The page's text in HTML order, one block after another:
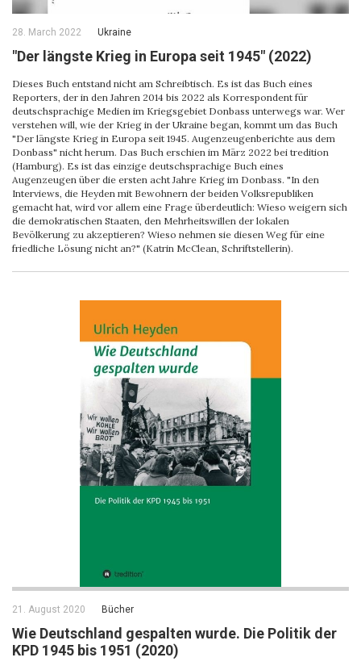
28. March 2022 Ukraine
"Der längste Krieg in Europa seit 1945" (2022)
Dieses Buch entstand nicht am Schreibtisch. Es ist das Buch eines
Reporters, der in den Jahren 2014 bis 2022 als Korrespondent für
deutschsprachige Medien im Kriegsgebiet Donbass unterwegs war. Wer
verstehen will, wie der Krieg in der Ukraine began, kommt um das Buch
"Der längste Krieg in Europa seit 1945. Augenzeugenberichte aus dem
Donbass" nicht herum. Das Buch erschien im März 2022 bei tredition
(Hamburg). Es ist das einzige deutschsprachige Buch eines
Augenzeugen über die ersten acht Jahre Krieg im Donbass. "In den
Interviews, die Heyden mit Bewohnern der beiden Volksrepubliken
gemacht hat, wird vor allem eine Frage überdeutlich: Wieso weigern sich
die demokratischen Staaten, den Mehrheitswillen der lokalen
Bevölkerung zu akzeptieren? Wieso nehmen sie diesen Weg für eine
friedliche Lösung nicht an?" (Katrin McClean, Schriftstellerin).
21. August 2020 Bücher
Wie Deutschland gespalten wurde. Die Politik der
KPD 1945 bis 1951 (2020)